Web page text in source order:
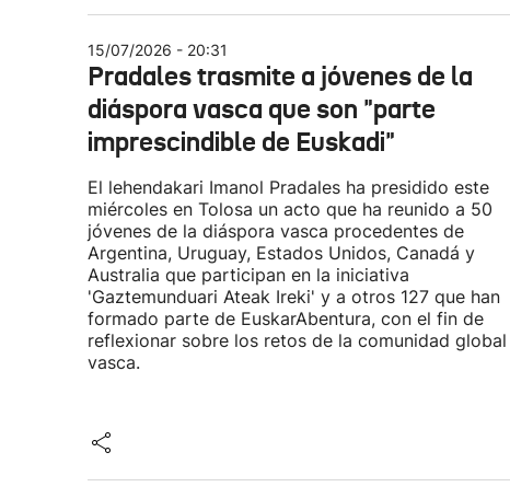
15/07/2026 - 20:31
Pradales trasmite a jóvenes de la
diáspora vasca que son "parte
imprescindible de Euskadi"
El lehendakari Imanol Pradales ha presidido este
miércoles en Tolosa un acto que ha reunido a 50
jóvenes de la diáspora vasca procedentes de
Argentina, Uruguay, Estados Unidos, Canadá y
Australia que participan en la iniciativa
'Gaztemunduari Ateak Ireki' y a otros 127 que han
formado parte de EuskarAbentura, con el fin de
reflexionar sobre los retos de la comunidad global
vasca.